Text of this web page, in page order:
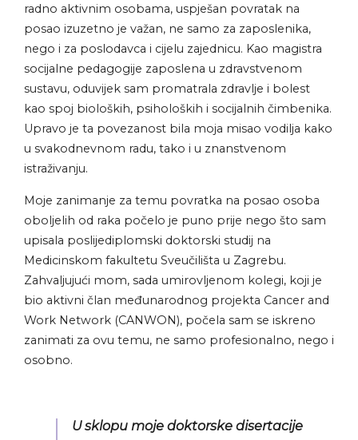
radno aktivnim osobama, uspješan povratak na
posao izuzetno je važan, ne samo za zaposlenika,
nego i za poslodavca i cijelu zajednicu. Kao magistra
socijalne pedagogije zaposlena u zdravstvenom
sustavu, oduvijek sam promatrala zdravlje i bolest
kao spoj bioloških, psiholoških i socijalnih čimbenika.
Upravo je ta povezanost bila moja misao vodilja kako
u svakodnevnom radu, tako i u znanstvenom
istraživanju.
Moje zanimanje za temu povratka na posao osoba
oboljelih od raka počelo je puno prije nego što sam
upisala poslijediplomski doktorski studij na
Medicinskom fakultetu Sveučilišta u Zagrebu.
Zahvaljujući mom, sada umirovljenom kolegi, koji je
bio aktivni član međunarodnog projekta Cancer and
Work Network (CANWON), počela sam se iskreno
zanimati za ovu temu, ne samo profesionalno, nego i
osobno.
U sklopu moje doktorske disertacije